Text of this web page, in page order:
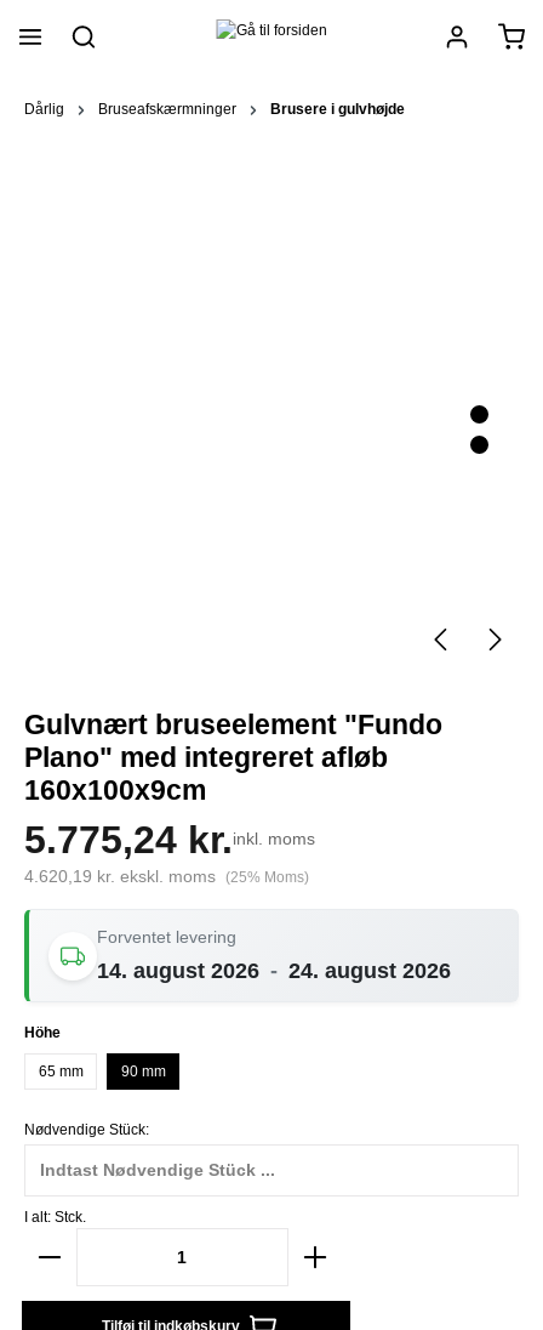
Dårlig Bruseafskærmninger Brusere i gulvhøjde
Gulvnært bruseelement "Fundo
Plano" med integreret afløb
160x100x9cm
5.775,24 kr. inkl. moms
4.620,19 kr. ekskl. moms (25% Moms)
Forventet levering
14. august 2026 - 24. august 2026
Vælg
Höhe
65 mm 90 mm
Nødvendige Stück:
I alt: Stck.